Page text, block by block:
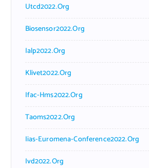
Utcd2022.org
Biosensor2022.org
Ialp2022.org
Klivet2022.org
Ifac-Hms2022.org
Taoms2022.org
Iias-Euromena-Conference2022.org
Ivd2022.org